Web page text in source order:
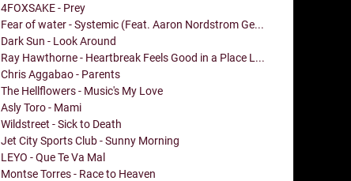
4FOXSAKE - Prey
Fear of water - Systemic (Feat. Aaron Nordstrom Ge...
Dark Sun - Look Around
Ray Hawthorne - Heartbreak Feels Good in a Place L...
Chris Aggabao - Parents
The Hellflowers - Music's My Love
Asly Toro - Mami
Wildstreet - Sick to Death
Jet City Sports Club - Sunny Morning
LEYO - Que Te Va Mal
Montse Torres - Race to Heaven